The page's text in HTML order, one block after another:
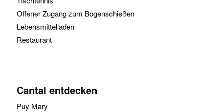
Offener Zugang zum Bogenschießen
Lebensmittelladen
Restaurant
Cantal entdecken
Puy Mary